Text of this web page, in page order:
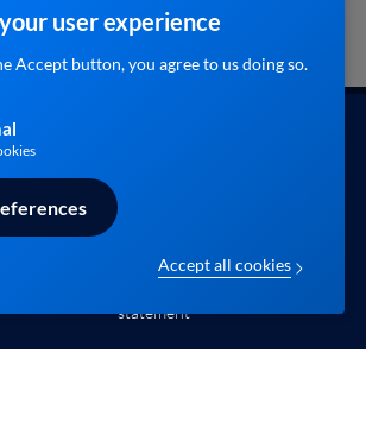
statement
user experience
Accept button, you agree to us doing so.
Accept all cookies